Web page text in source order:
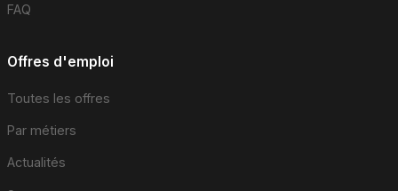
FAQ
Offres d'emploi
Toutes les offres
Par métiers
Actualités